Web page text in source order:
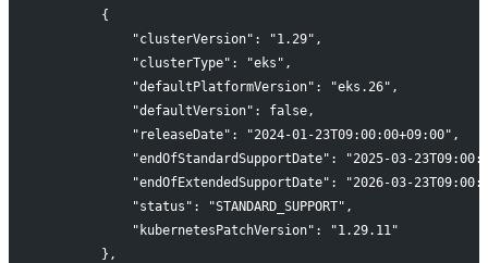
        {
            "clusterVersion": "1.29",
            "clusterType": "eks",
            "defaultPlatformVersion": "eks.26",
            "defaultVersion": false,
            "releaseDate": "2024-01-23T09:00:00+09:00",
"endOfStandardSupportDate": "2025-03-
"endOfExtendedSupportDate": "2026-03-
            "status": "STANDARD_SUPPORT",
            "kubernetesPatchVersion": "1.29.11"
        },